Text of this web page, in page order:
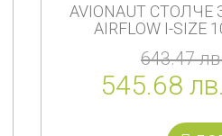
AVIONAUT СТОЛЧЕ
AIRFLOW I-SIZE
643.47
545.68